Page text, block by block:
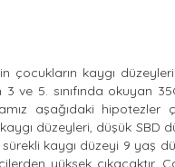
kaygı
ve 5. sınıfında okuyan
aşağıdaki
düzeyleri, düşük
kaygı düzeyi 9 yaş
yüksek çıkacaktır.